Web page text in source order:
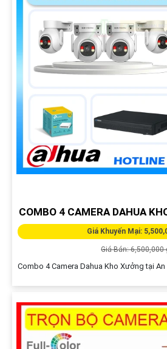
COMBO 4 CAMERA DAHUA
Giá Khuyến Mại:
Giá Bán: 6,500,000
Combo 4 Camera Dahua Kho Xưởng tại